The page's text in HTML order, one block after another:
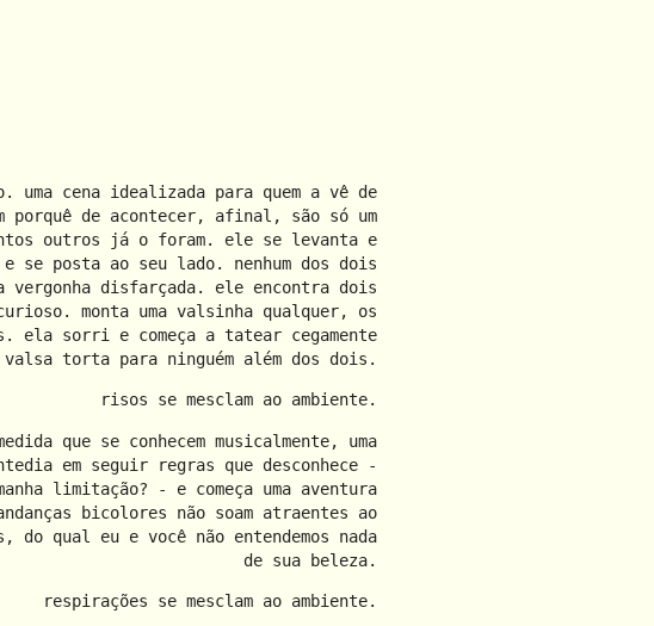
cena idealizada para quem a vê de
porquê de acontecer, afinal, são só um
outros já o foram. ele se levanta e
se posta ao seu lado. nenhum dos dois
vergonha disfarçada. ele encontra dois
monta uma valsinha qualquer, os
ela sorri e começa a tatear cegamente
torta para ninguém além dos dois.
risos se mesclam ao ambiente.
que se conhecem musicalmente, uma
em seguir regras que desconhece -
limitação? - e começa uma aventura
bicolores não soam atraentes ao
do qual eu e você não entendemos nada
de sua beleza.
respirações se mesclam ao ambiente.